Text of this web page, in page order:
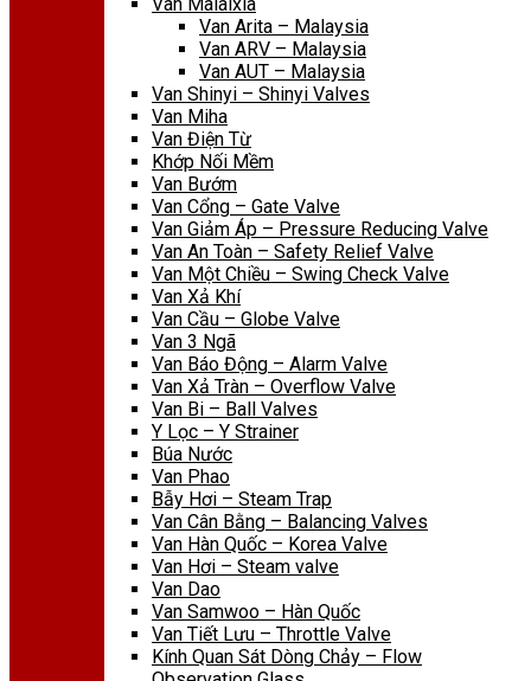
Van Arita – Malaysia
Van ARV – Malaysia
Van AUT – Malaysia
Van Shinyi – Shinyi Valves
Van Miha
Van Điện Từ
Khớp Nối Mềm
Van Bướm
Van Cổng – Gate Valve
Van Giảm Áp – Pressure Reducing Valve
Van An Toàn – Safety Relief Valve
Van Một Chiều – Swing Check Valve
Van Xả Khí
Van Cầu – Globe Valve
Van 3 Ngã
Van Báo Động – Alarm Valve
Van Xả Tràn – Overflow Valve
Van Bi – Ball Valves
Y Lọc – Y Strainer
Búa Nước
Van Phao
Bẫy Hơi – Steam Trap
Van Cân Bằng – Balancing Valves
Van Hàn Quốc – Korea Valve
Van Hơi – Steam valve
Van Dao
Van Samwoo – Hàn Quốc
Van Tiết Lưu – Throttle Valve
Kính Quan Sát Dòng Chảy – Flow